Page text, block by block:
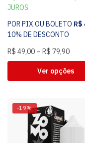
JUROS
POR PIX OU BOLETO R$
10% DE DESCONTO
R$ 49,00 – R$ 79,90
Ver opções
-19%